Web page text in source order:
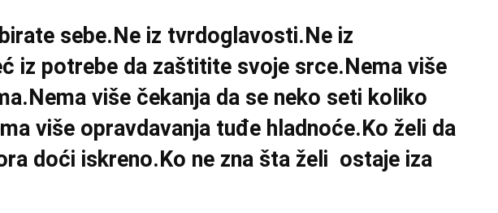
sebe.Ne iz tvrdoglavosti.Ne iz
iz potrebe da zaštitite svoje srce.Nema više
više čekanja da se neko seti koliko
više opravdavanja tuđe hladnoće.Ko želi da
doći iskreno.Ko ne zna šta želi ostaje iza